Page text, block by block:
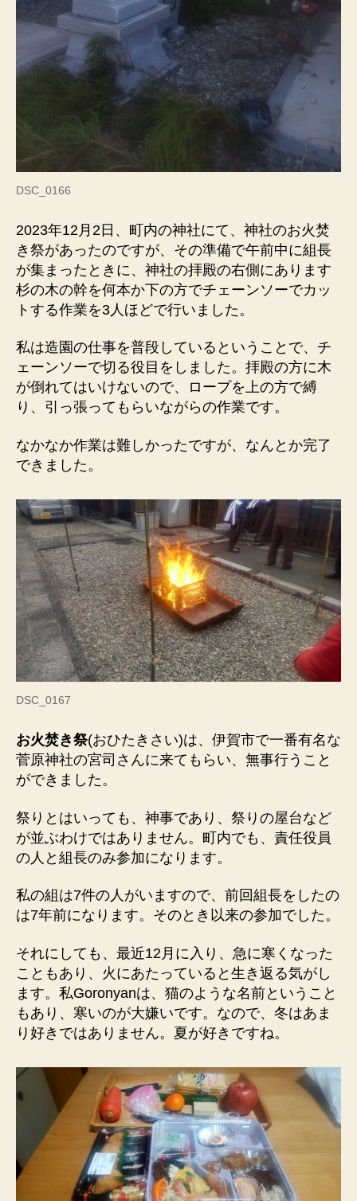
ど
へ
DSC_0166
2023年12月2日、町内の神社にて、神社のお火焚
き祭があったのですが、その準備で午前中に組長
が集まったときに、神社の拝殿の右側にあります
杉の木の幹を何本か下の方でチェーンソーでカッ
トする作業を3人ほどで行いました。
私は造園の仕事を普段しているということで、チ
ェーンソーで切る役目をしました。拝殿の方に木
が倒れてはいけないので、ロープを上の方で縛
り、引っ張ってもらいながらの作業です。
なかなか作業は難しかったですが、なんとか完了
できました。
DSC_0167
お火焚き祭(おひたきさい)は、伊賀市で一番有名な
菅原神社の宮司さんに来てもらい、無事行うこと
ができました。
祭りとはいっても、神事であり、祭りの屋台など
が並ぶわけではありません。町内でも、責任役員
の人と組長のみ参加になります。
私の組は7件の人がいますので、前回組長をしたの
は7年前になります。そのとき以来の参加でした。
それにしても、最近12月に入り、急に寒くなった
こともあり、火にあたっていると生き返る気がし
ます。私Goronyanは、猫のような名前ということ
もあり、寒いのが大嫌いです。なので、冬はあま
り好きではありません。夏が好きですね。